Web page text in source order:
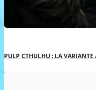
PULP CTHULHU : LA VARIANTE